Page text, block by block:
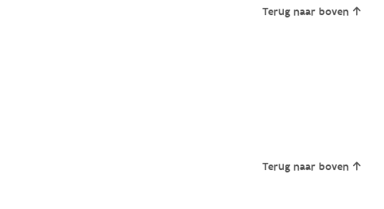
Terug naar boven
Terug naar boven